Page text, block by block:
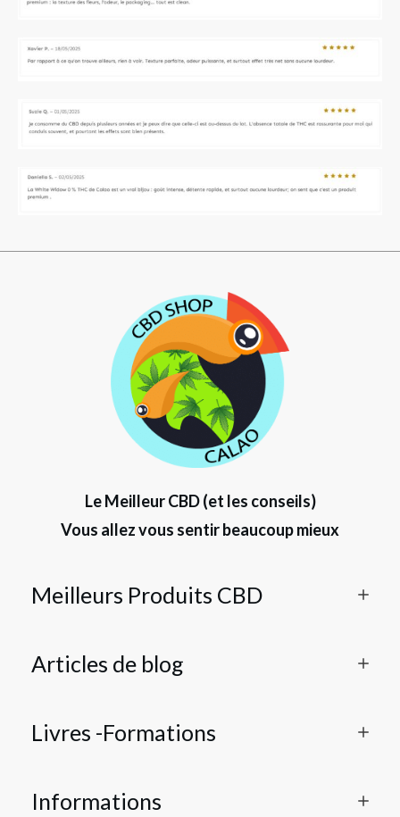
Le Meilleur CBD (et les conseils)
Vous allez vous sentir beaucoup mieux
Meilleurs Produits CBD
Articles de blog
Livres -Formations
Informations